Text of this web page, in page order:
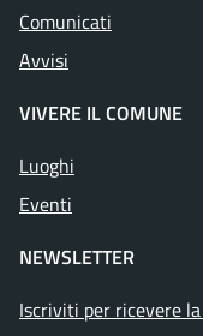
Comunicati
Avvisi
VIVERE IL COMUNE
Luoghi
Eventi
NEWSLETTER
Iscriviti per ricevere